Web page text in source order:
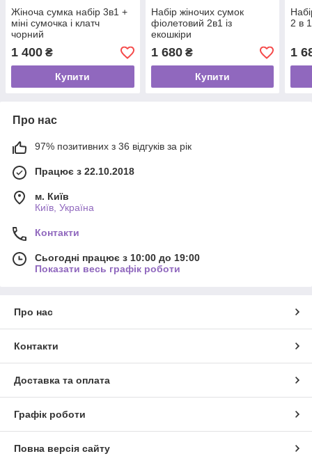
Жіноча сумка набір 3в1 +
міні сумочка і клатч
чорний
1 400 ₴
Купити
Набір жіночих сумок
фіолетовий 2в1 із
екошкіри
1 680₴
Купити
2 в
1
Про нас
97% позитивних з 36 відгуків за рік
Працює з 22.10.2018
м. Київ
Київ, Україна
Контакти
Сьогодні працює з 10:00 до 19:00
Показати весь графік роботи
Про нас
Контакти
Доставка та оплата
Графік роботи
Повна версія сайту